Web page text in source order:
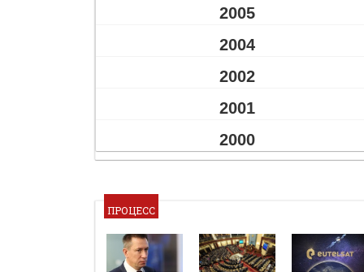
2005
2004
2002
2001
2000
ПРОЦЕСС